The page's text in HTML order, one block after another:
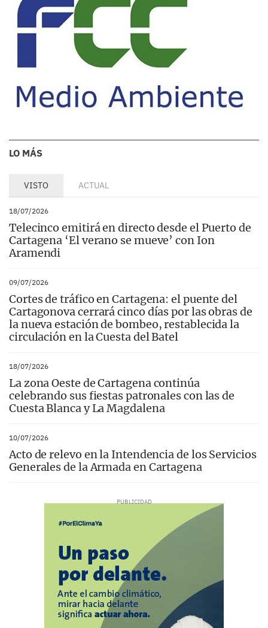
LO MÁS
VISTO ACTUAL
18/07/2026
Telecinco emitirá en directo desde el Puerto de
Cartagena ‘El verano se mueve’ con Ion
Aramendi
09/07/2026
Cortes de tráfico en Cartagena: el puente del
Cartagonova cerrará cinco días por las obras de
la nueva estación de bombeo, restablecida la
circulación en la Cuesta del Batel
18/07/2026
La zona Oeste de Cartagena continúa
celebrando sus fiestas patronales con las de
Cuesta Blanca y La Magdalena
10/07/2026
Acto de relevo en la Intendencia de los Servicios
Generales de la Armada en Cartagena